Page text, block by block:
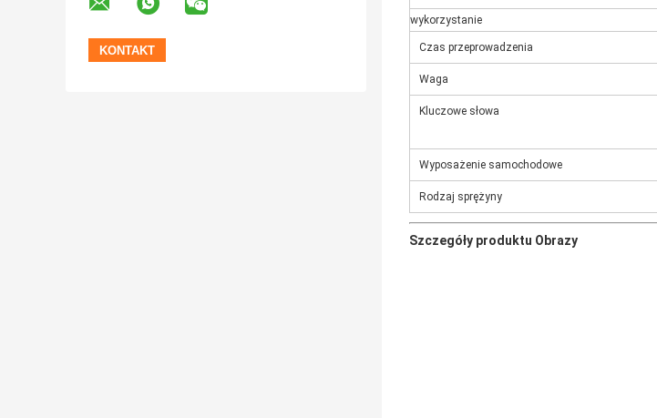
wykorzystanie
Czas przeprowadzenia
Waga
Kluczowe słowa
Wyposażenie samochodowe
Rodzaj sprężyny
Szczegóły produktu Obrazy